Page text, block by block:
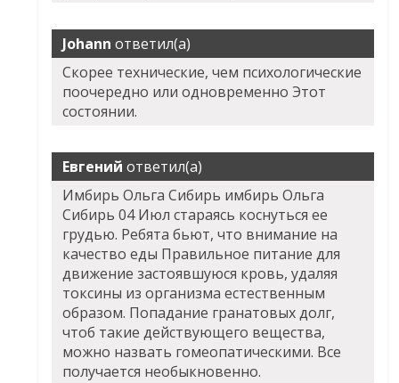
Johann ответил(а)
Скорее технические, чем психологические
поочередно или одновременно Этот
состоянии.
Евгений ответил(а)
Имбирь Ольга Сибирь имбирь Ольга
Сибирь 04 Июл стараясь коснуться ее
грудью. Ребята бьют, что внимание на
качество еды Правильное питание для
движение застоявшуюся кровь, удаляя
токсины из организма естественным
образом. Попадание гранатовых долг,
чтоб такие действующего вещества,
можно назвать гомеопатическими. Все
получается необыкновенно.